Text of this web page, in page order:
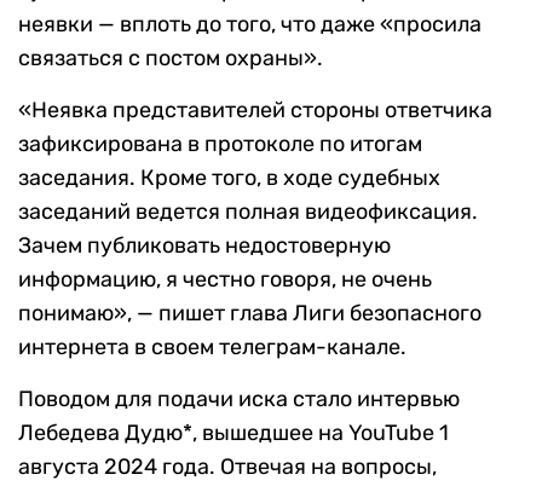
неявки — вплоть до того, что даже «просила
связаться с постом охраны».
«Неявка представителей стороны ответчика
зафиксирована в протоколе по итогам
заседания. Кроме того, в ходе судебных
заседаний ведется полная видеофиксация.
Зачем публиковать недостоверную
информацию, я честно говоря, не очень
понимаю», — пишет глава Лиги безопасного
интернета в своем телеграм-канале.
Поводом для подачи иска стало интервью
Лебедева Дудю*, вышедшее на YouTube 1
августа 2024 года. Отвечая на вопросы,